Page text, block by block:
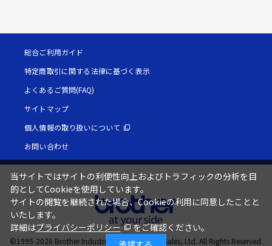
総合ご利用ガイド
特定商取引に関する法律に基づく表示
よくあるご質問(FAQ)
サイトマップ
個人情報の取り扱いについて
お問い合わせ
©1995-2026 Brother Industries, Ltd. / Brother Sales, Ltd. All Rights Reserved.
当サイトではサイトの利便性向上およびトラフィックの分析を目
的としてCookieを使用しています。
サイトの閲覧を継続された場合、Cookieの利用に同意したことと
いたします。
詳細はプライバシーポリシー
をご確認ください。